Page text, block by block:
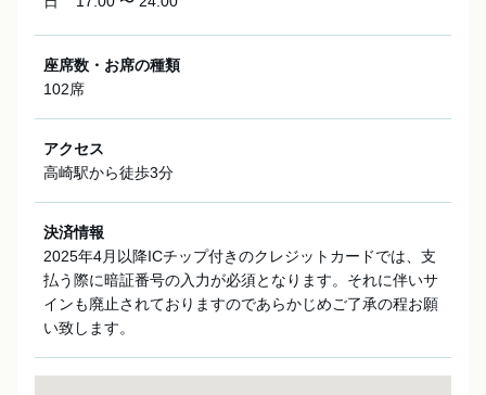
座席数・お席の種類
102席
アクセス
高崎駅から徒歩3分
決済情報
2025年4月以降ICチップ付きのクレジットカードでは、支
払う際に暗証番号の入力が必須となります。それに伴いサ
インも廃止されておりますのであらかじめご了承の程お願
い致します。